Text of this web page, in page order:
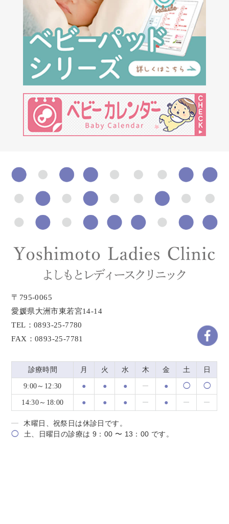
〒795-0065
愛媛県大洲市東若宮14-14
TEL：0893-25-7780
FAX：0893-25-7781
診療時間 月 火 水 木 金 土 日
9:00～12:30 ● ● ● ● ◯ ◯
14:30～18:00 ● ● ● ●
木曜日、祝祭日は休診日です。
◯
土、日曜日の診療は 9：00 〜 13：00 です。